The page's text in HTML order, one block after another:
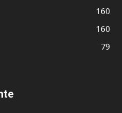
160
160
79